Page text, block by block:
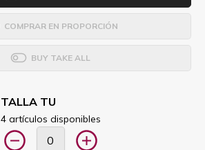
COMPRAR EN PROPORCIÓN
BUY TAKE ALL
TALLA TU
4 artículos disponibles